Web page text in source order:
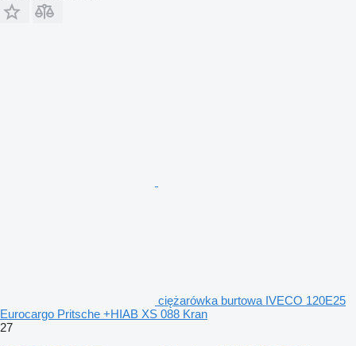
ciężarówka burtowa IVECO 120E25
Eurocargo Pritsche +HIAB XS 088 Kran
27